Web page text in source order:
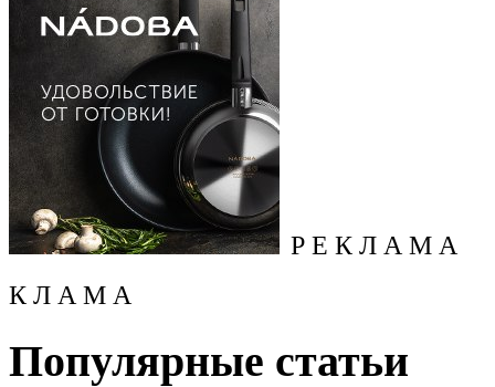
Р Е К Л А М А
К Л А М А
Популярные статьи